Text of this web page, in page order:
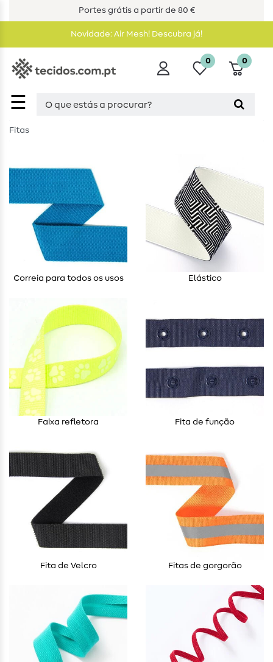
Portes grátis a partir de 80 €
Novidade: Air Mesh! Descubra já!
☰
0 0
Fitas
Correia para todos os usos Elástico
Faixa refletora Fita de função
Fita de Velcro Fitas de gorgorão